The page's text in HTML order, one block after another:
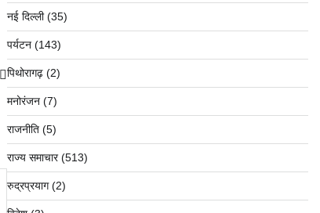
नई दिल्ली(35)
पर्यटन(143)
पिथोरागढ़(2)
मनोरंजन(7)
राजनीति(5)
राज्य समाचार(513)
रुद्रप्रयाग(2)